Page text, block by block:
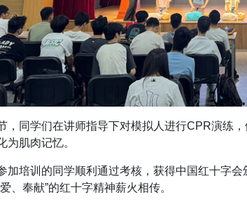
，同学们在讲师指导下对模拟人进行CPR演练
为肌肉记忆。
加培训的同学顺利通过考核，获得中国红十字会
、奉献”的红十字精神薪火相传。